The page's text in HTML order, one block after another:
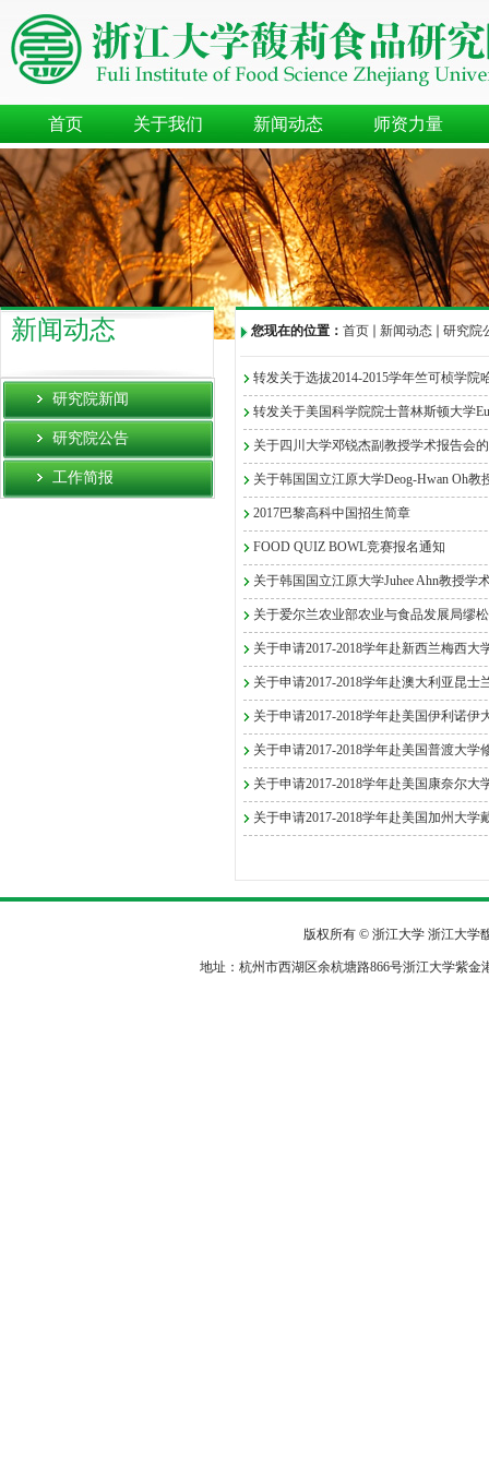
首页 关于我们 新闻动态 师资力量
新闻动态
研究院新闻
研究院公告
工作简报
您现在的位置： 首页 新闻动态 研究院
转发关于选拔2014-2015学年竺可桢学院
转发关于美国科学院院士普林斯顿大学
关于四川大学邓锐杰副教授学术报告会
关于韩国国立江原大学Deog-Hwan Oh教
2017巴黎高科中国招生简章
FOOD QUIZ BOWL竞赛报名通知
关于韩国国立江原大学Juhee Ahn教授学
关于爱尔兰农业部农业与食品发展局缪
关于申请2017-2018学年赴新西兰梅西大
关于申请2017-2018学年赴澳大利亚昆士
关于申请2017-2018学年赴美国伊利诺伊
关于申请2017-2018学年赴美国普渡大学
关于申请2017-2018学年赴美国康奈尔大
关于申请2017-2018学年赴美国加州大学
版权所有 © 浙江大学 浙江大学
地址：杭州市西湖区余杭塘路866号浙江大学紫金